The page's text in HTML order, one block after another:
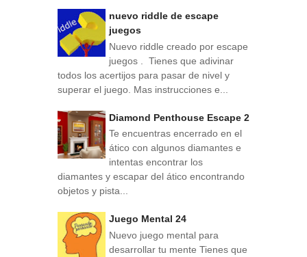
nuevo riddle de escape
juegos
Nuevo riddle creado por escape
juegos . Tienes que adivinar
todos los acertijos para pasar de nivel y
superar el juego. Mas instrucciones e...
Diamond Penthouse Escape 2
Te encuentras encerrado en el
ático con algunos diamantes e
intentas encontrar los
diamantes y escapar del ático encontrando
objetos y pista...
Juego Mental 24
Nuevo juego mental para
desarrollar tu mente Tienes que